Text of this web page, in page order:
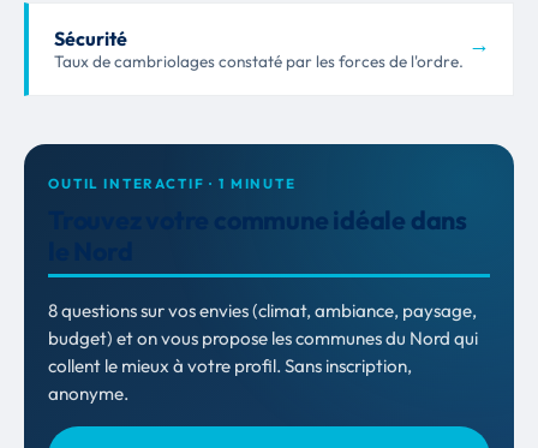
Sécurité
Taux de cambriolages constaté par les forces de l'ordre.
→
OUTIL INTERACTIF · 1 MINUTE
Trouvez votre commune idéale dans
8 questions sur vos envies (climat, ambiance, paysage,
budget) et on vous propose les communes du Nord qui
collent le mieux à votre profil. Sans inscription,
anonyme.